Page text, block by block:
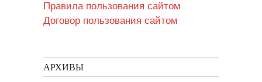
Правила пользования сайтом
Договор пользования сайтом
АРХИВЫ